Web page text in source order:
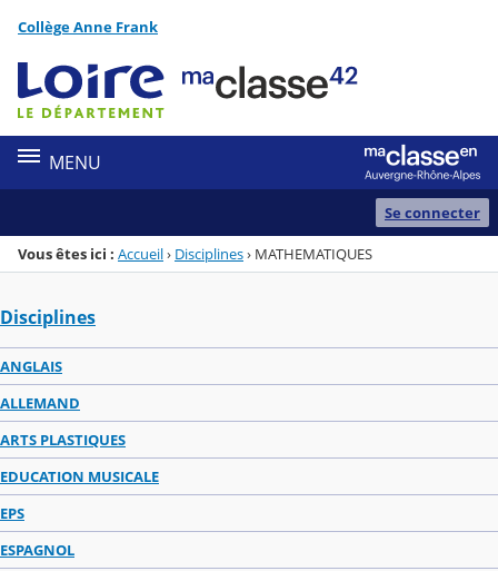
Menu de la rubrique
Contenu
Collège Anne Frank
MENU
Se connecter
Vous êtes ici : Accueil› Disciplines› MATHEMATIQUES
Disciplines
ANGLAIS
ALLEMAND
ARTS PLASTIQUES
EDUCATION MUSICALE
EPS
ESPAGNOL